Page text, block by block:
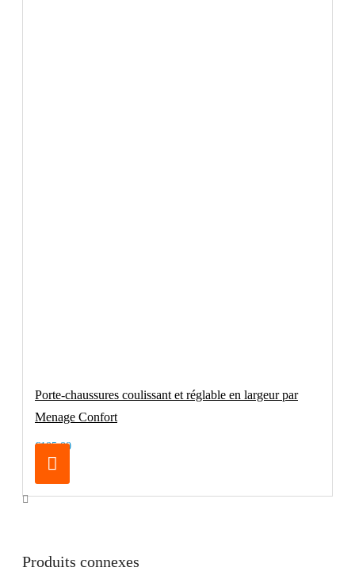
Porte-chaussures coulissant et réglable en largeur par
Menage Confort
€105.00
Produits connexes